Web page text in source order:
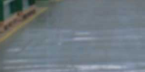
О КОМПАНИИ